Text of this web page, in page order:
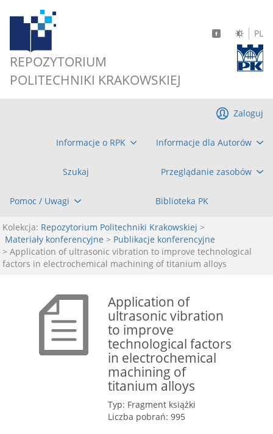
REPOZYTORIUM
POLITECHNIKI KRAKOWSKIEJ
PL
Informacje o RPK Informacje dla Autorów
Szukaj Przeglądanie zasobów
Pomoc / Uwagi Biblioteka PK
Zaloguj
Kolekcja: Repozytorium Politechniki Krakowskiej >
Materiały konferencyjne > Publikacje konferencyjne
> Application of ultrasonic vibration to improve technological
factors in electrochemical machining of titanium alloys
Application of
ultrasonic vibration
to improve
technological factors
in electrochemical
machining of
titanium alloys
Typ: Fragment książki
Liczba pobrań: 995